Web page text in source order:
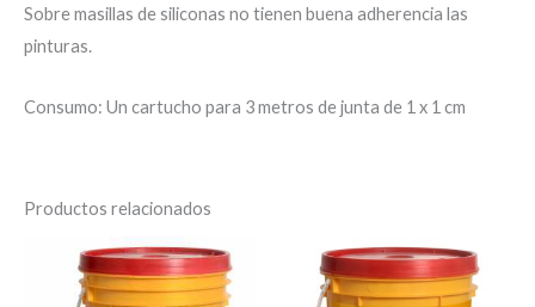
Sobre masillas de siliconas no tienen buena adherencia las
pinturas.
Consumo: Un cartucho para 3 metros de junta de 1 x 1 cm
Productos relacionados